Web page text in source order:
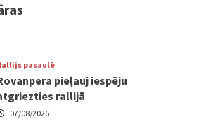
pasaulē
pieļauj iespēju
rallijā
07/08/2026